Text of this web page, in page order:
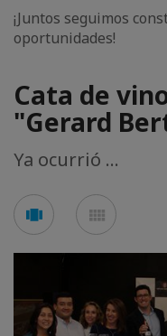
¡Juntos seguimos
oportunidades!
Cata de
"Gerard
Ya ocurrió ...
carousel mosaic